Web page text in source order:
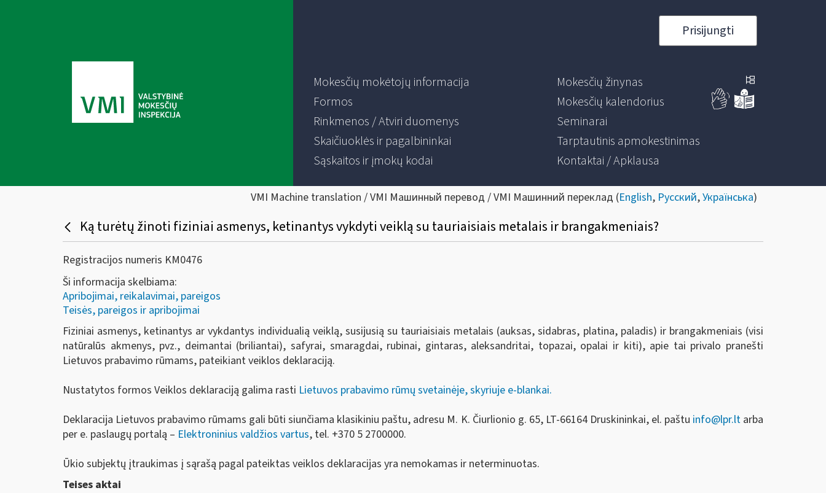
Prisijungti
Mokesčių mokėtojų informacija
Formos
Rinkmenos / Atviri duomenys
Skaičiuoklės ir pagalbininkai
Sąskaitos ir įmokų kodai
Mokesčių žinynas
Mokesčių kalendorius
Seminarai
Tarptautinis apmokestinimas
Kontaktai / Apklausa
VMI Machine translation / VMI Машинный перевод / VMI Машинний переклад (English, Русский,Українська)
Ką turėtų žinoti fiziniai asmenys, ketinantys vykdyti veiklą su tauriaisiais metalais ir brangakmeniais?
Registracijos numeris KM0476
Ši informacija skelbiama:
Apribojimai, reikalavimai, pareigos
Teisės, pareigos ir apribojimai
Fiziniai asmenys, ketinantys ar vykdantys individualią veiklą, susijusią su tauriaisiais metalais (auksas, sidabras, platina, paladis) ir brangakmeniais (visi
natūralūs akmenys, pvz., deimantai (briliantai), safyrai, smaragdai, rubinai, gintaras, aleksandritai, topazai, opalai ir kiti), apie tai privalo pranešti
Lietuvos prabavimo rūmams, pateikiant veiklos deklaraciją.
Nustatytos formos Veiklos deklaraciją galima rasti Lietuvos prabavimo rūmų svetainėje, skyriuje e-blankai.
Deklaracija Lietuvos prabavimo rūmams gali būti siunčiama klasikiniu paštu, adresu M. K. Čiurlionio g. 65, LT-66164 Druskininkai, el. paštu info@lpr.ltarba
per e. paslaugų portalą – Elektroninius valdžios vartus, tel. +370 5 2700000.
Ūkio subjektų įtraukimas į sąrašą pagal pateiktas veiklos deklaracijas yra nemokamas ir neterminuotas.
Teises aktai